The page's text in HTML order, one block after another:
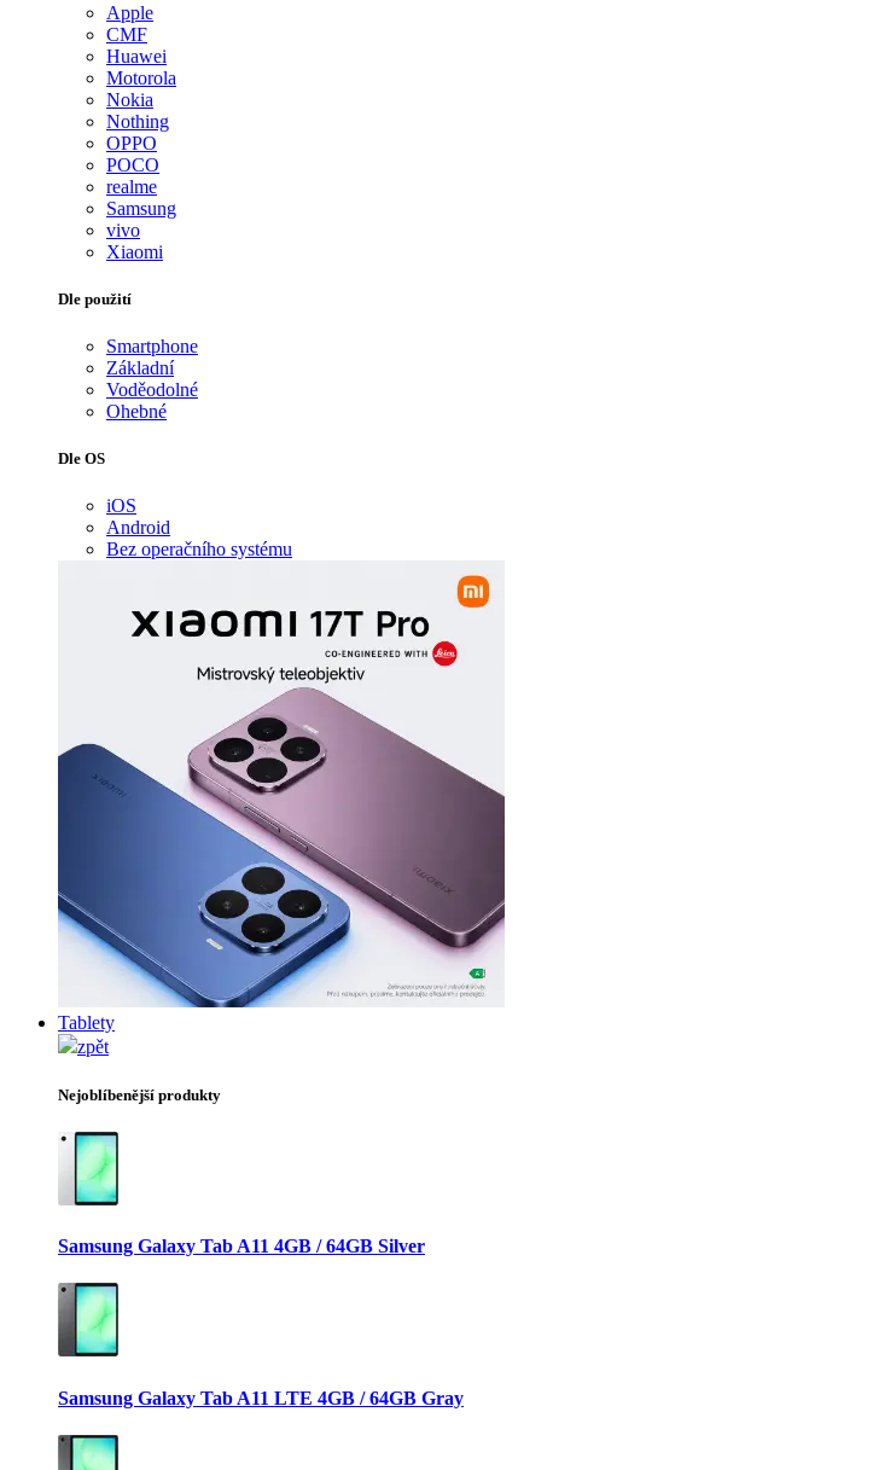
Apple
CMF
Huawei
Motorola
Nokia
Nothing
OPPO
POCO
realme
Samsung
vivo
Xiaomi
Dle použití
Smartphone
Základní
Voděodolné
Ohebné
Dle OS
iOS
Android
Bez operačního systému
Tablety
zpět
Nejoblíbenější produkty
Samsung Galaxy Tab A11 4GB / 64GB Silver
Samsung Galaxy Tab A11 LTE 4GB / 64GB Gray